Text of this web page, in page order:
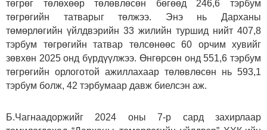
төгрөг төлөхөөр төлөвлөсөн бөгөөд 246,6 тэрбум
төгрөгийн татварыг төлжээ. Энэ нь Дарханы
төмөрлөгийн үйлдвэрийн 33 жилийн туршид нийт 407,8
тэрбум төгрөгийн татвар төлсөнөөс 60 орчим хувийг
зөвхөн 2025 онд бүрдүүлжээ. Өнгөрсөн онд 551,6 тэрбум
төгрөгийн орлоготой ажиллахаар төлөвлөсөн нь 593,1
тэрбум болж, 42 тэрбумаар давж биелсэн аж.
Б.Чагнаадоржийг 2024 оны 7-р сард захирлаар